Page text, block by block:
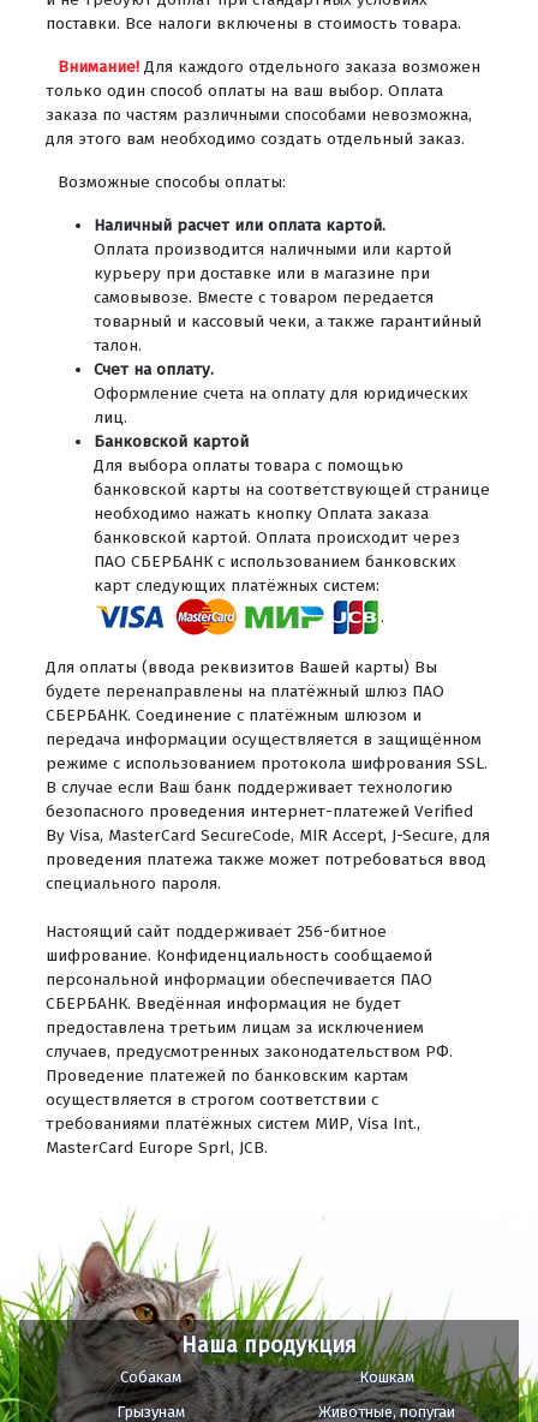
поставки. Все налоги включены в стоимость товара.
Внимание! Для каждого отдельного заказа возможен
только один способ оплаты на ваш выбор. Оплата
заказа по частям различными способами невозможна,
для этого вам необходимо создать отдельный заказ.
Возможные способы оплаты:
Наличный расчет или оплата картой.
Оплата производится наличными или картой
курьеру при доставке или в магазине при
самовывозе. Вместе с товаром передается
товарный и кассовый чеки, а также гарантийный
талон.
Счет на оплату.
Оформление счета на оплату для юридических
лиц.
Банковской картой
Для выбора оплаты товара с помощью
банковской карты на соответствующей странице
необходимо нажать кнопку Оплата заказа
банковской картой. Оплата происходит через
ПАО СБЕРБАНК с использованием банковских
карт следующих платёжных систем:
.
Для оплаты (ввода реквизитов Вашей карты) Вы
будете перенаправлены на платёжный шлюз ПАО
СБЕРБАНК. Соединение с платёжным шлюзом и
передача информации осуществляется в защищённом
режиме с использованием протокола шифрования SSL.
В случае если Ваш банк поддерживает технологию
безопасного проведения интернет-платежей Verified
By Visa, MasterCard SecureCode, MIR Accept, J-Secure, для
проведения платежа также может потребоваться ввод
специального пароля.
Настоящий сайт поддерживает 256-битное
шифрование. Конфиденциальность сообщаемой
персональной информации обеспечивается ПАО
СБЕРБАНК. Введённая информация не будет
предоставлена третьим лицам за исключением
случаев, предусмотренных законодательством РФ.
Проведение платежей по банковским картам
осуществляется в строгом соответствии с
требованиями платёжных систем МИР, Visa Int.,
MasterCard Europe Sprl, JCB.
Наша продукция
Собакам
Кошкам
Грызунам
Животные, попугаи